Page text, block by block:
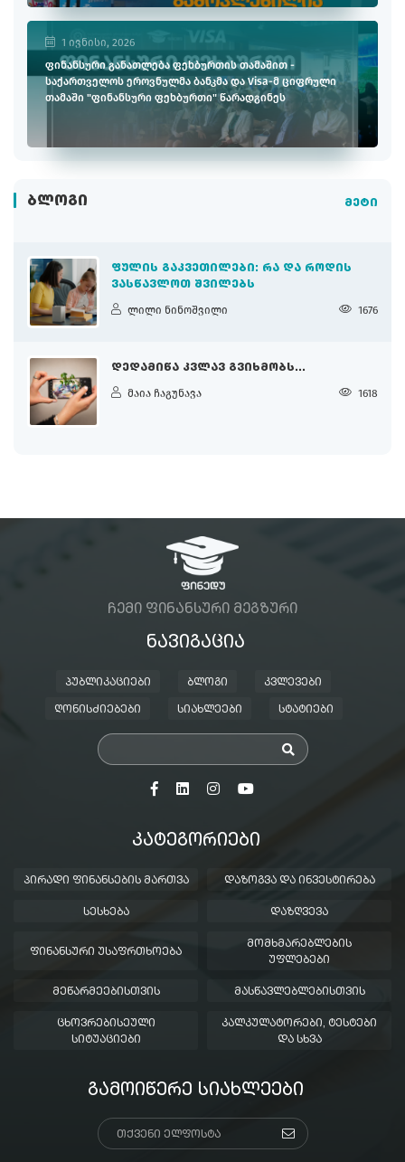
1 ივნისი, 2026
ფინანსური განათლება ფეხბურთის თამაშით -
საქართველოს ეროვნულმა ბანკმა და Visa-მ ციფრული
თამაში "ფინანსური ფეხბურთი" წარადგინეს
ᲑᲚᲝᲒᲘ მეტი
ᲤᲣᲚᲘᲡ ᲒᲐᲙᲕᲔᲗᲘᲚᲔᲑᲘ: ᲠᲐ ᲓᲐ ᲠᲝᲓᲘᲡ
ᲕᲐᲡᲬᲐᲕᲚᲝᲗ ᲨᲕᲘᲚᲔᲑᲡ
ლილი ნინოშვილი 1676
ᲓᲔᲓᲐᲛᲘᲬᲐ ᲙᲕᲚᲐᲕ ᲒᲕᲘᲮᲛᲝᲑᲡ...
მაია ჩაგუნავა 1618
ᲩᲔᲛᲘ ᲤᲘᲜᲐᲜᲡᲣᲠᲘ ᲛᲔᲒᲖᲣᲠᲘ
ᲜᲐᲕᲘᲒᲐᲪᲘᲐ
ᲞᲣᲑᲚᲘᲙᲐᲪᲘᲔᲑᲘ ᲑᲚᲝᲒᲘ ᲙᲕᲚᲔᲕᲔᲑᲘ
ᲦᲝᲜᲘᲡᲫᲘᲔᲑᲔᲑᲘ ᲡᲘᲐᲮᲚᲔᲔᲑᲘ ᲡᲢᲐᲢᲘᲔᲑᲘ
ᲙᲐᲢᲔᲒᲝᲠᲘᲔᲑᲘ
ᲞᲘᲠᲐᲓᲘ ᲤᲘᲜᲐᲜᲡᲔᲑᲘᲡ ᲛᲐᲠᲗᲕᲐ ᲓᲐᲖᲝᲒᲕᲐ ᲓᲐ ᲘᲜᲕᲔᲡᲢᲘᲠᲔᲑᲐ
ᲡᲔᲡᲮᲔᲑᲐ ᲓᲐᲖᲦᲕᲔᲕᲐ
ᲤᲘᲜᲐᲜᲡᲣᲠᲘ ᲣᲡᲐᲤᲠᲗᲮᲝᲔᲑᲐ
ᲛᲝᲛᲮᲛᲐᲠᲔᲑᲚᲔᲑᲘᲡ
ᲣᲤᲚᲔᲑᲔᲑᲘ
ᲛᲔᲬᲐᲠᲛᲔᲔᲑᲘᲡᲗᲕᲘᲡ ᲛᲐᲡᲬᲐᲕᲚᲔᲑᲚᲔᲑᲘᲡᲗᲕᲘᲡ
ᲪᲮᲝᲕᲠᲔᲑᲘᲡᲔᲣᲚᲘ
ᲡᲘᲢᲣᲐᲪᲘᲔᲑᲘ
ᲙᲐᲚᲙᲣᲚᲐᲢᲝᲠᲔᲑᲘ, ᲢᲔᲡᲢᲔᲑᲘ
ᲓᲐ ᲡᲮᲕᲐ
ᲒᲐᲛᲝᲘᲬᲔᲠᲔ ᲡᲘᲐᲮᲚᲔᲔᲑᲘ